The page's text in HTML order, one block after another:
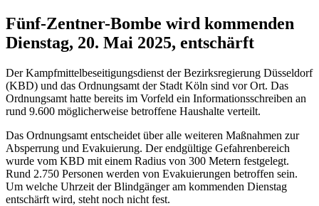
Fünf-Zentner-Bombe wird kommenden
Dienstag, 20. Mai 2025, entschärft
Der Kampfmittelbeseitigungsdienst der Bezirksregierung Düsseldorf
(KBD) und das Ordnungsamt der Stadt Köln sind vor Ort. Das
Ordnungsamt hatte bereits im Vorfeld ein Informationsschreiben an
rund 9.600 möglicherweise betroffene Haushalte verteilt.
Das Ordnungsamt entscheidet über alle weiteren Maßnahmen zur
Absperrung und Evakuierung. Der endgültige Gefahrenbereich
wurde vom KBD mit einem Radius von 300 Metern festgelegt.
Rund 2.750 Personen werden von Evakuierungen betroffen sein.
Um welche Uhrzeit der Blindgänger am kommenden Dienstag
entschärft wird, steht noch nicht fest.